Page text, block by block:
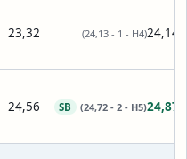
23,32 24,14
(24,13 - 1 - H4)
24,56 24,87
(24,72 - 2 - H5)
SB